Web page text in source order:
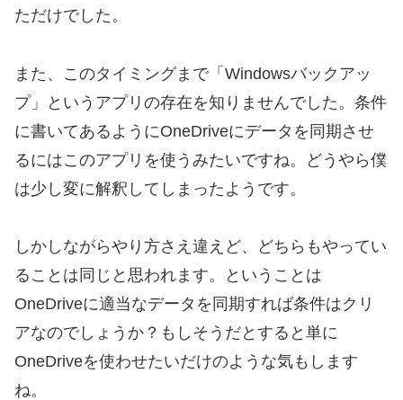
ただけでした。
また、このタイミングまで「Windowsバックアッ
プ」というアプリの存在を知りませんでした。条件
に書いてあるようにOneDriveにデータを同期させ
るにはこのアプリを使うみたいですね。どうやら僕
は少し変に解釈してしまったようです。
しかしながらやり方さえ違えど、どちらもやってい
ることは同じと思われます。ということは
OneDriveに適当なデータを同期すれば条件はクリ
アなのでしょうか？もしそうだとすると単に
OneDriveを使わせたいだけのような気もします
ね。